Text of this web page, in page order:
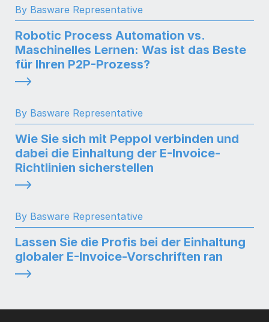
By Basware Representative
Robotic Process Automation vs.
Maschinelles Lernen: Was ist das Beste
für Ihren P2P-Prozess?
By Basware Representative
Wie Sie sich mit Peppol verbinden und
dabei die Einhaltung der E-Invoice-
Richtlinien sicherstellen
By Basware Representative
Lassen Sie die Profis bei der Einhaltung
globaler E-Invoice-Vorschriften ran